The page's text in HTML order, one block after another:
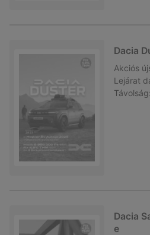
Dacia
Akciós
Lejárat
Távolság:
Dacia
e